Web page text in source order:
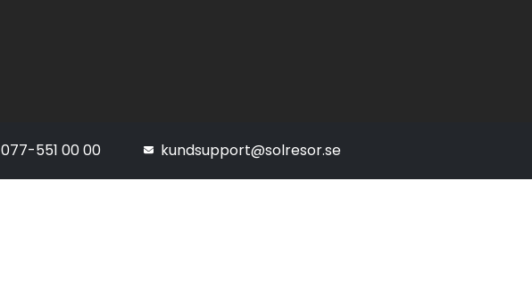
077-551 00 00 kundsupport@solresor.se